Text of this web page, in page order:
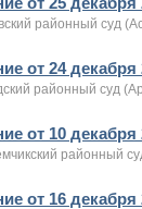
районный суд
от 24 декабря
районный суд
от 10 декабря
районный
от 16 декабря